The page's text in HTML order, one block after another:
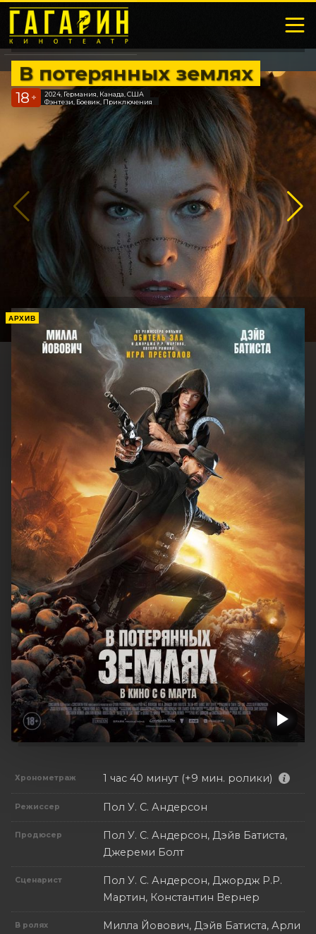
В потерянных землях
18 +
2024, Германия, Канада, США
Фэнтези, Боевик, Приключения
АРХИВ
Хронометраж 1 час 40 минут (+9 мин. ролики)
Режиссер Пол У. С. Андерсон
Продюсер
Пол У. С. Андерсон, Дэйв Батиста,
Джереми Болт
Сценарист
Пол У. С. Андерсон, Джордж Р.Р.
Мартин, Константин Вернер
В ролях
Милла Йовович, Дэйв Батиста, Арли